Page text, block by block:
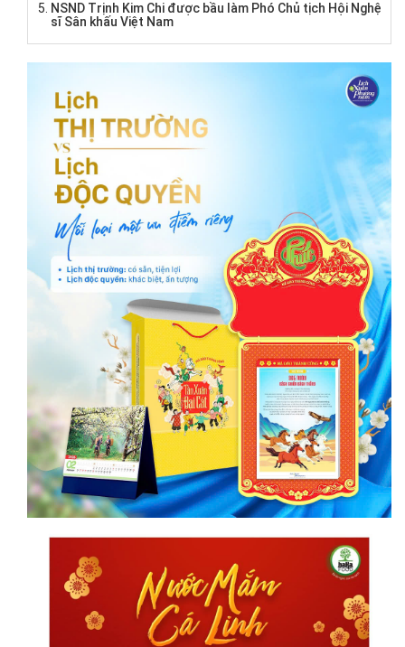
NSND Trịnh Kim Chi được bầu làm Phó Chủ tịch Hội Nghệ
sĩ Sân khấu Việt Nam